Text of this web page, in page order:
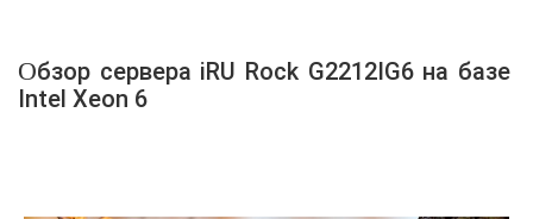
Обзор сервера iRU Rock G2212IG6 на базе
Intel Xeon 6